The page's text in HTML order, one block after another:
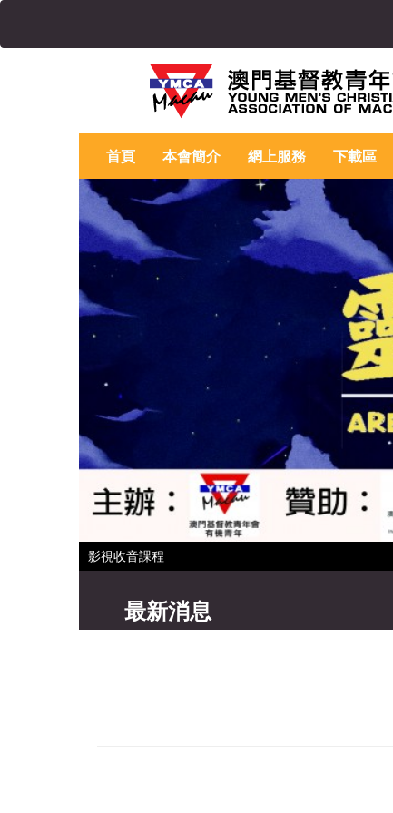
首頁 本會簡介 網上服務 下載區
影視收音課程
最新消息